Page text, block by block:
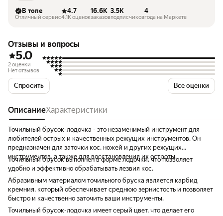
В топе
Отличный сервис
4.7
4.1K оценок
16.6K
заказов
3.5K
подписчиков
4
года на Маркете
Отзывы и вопросы
5.0
2 оценки
Нет отзывов
Спросить Все оценки
ОписаниеХарактеристики
Точильный брусок-лодочка - это незаменимый инструмент для
любителей острых и качественных режущих инструментов. Он
предназначен для заточки кос, ножей и других режущих
инструментов, а также для восстановления их остроты.
Точильный брусок выполнен в форме лодочки, что позволяет
удобно и эффективно обрабатывать лезвия кос.
Абразивным материалом точильного бруска является карбид
кремния, который обеспечивает среднюю зернистость и позволяет
быстро и качественно заточить ваши инструменты.
Точильный брусок-лодочка имеет серый цвет, что делает его